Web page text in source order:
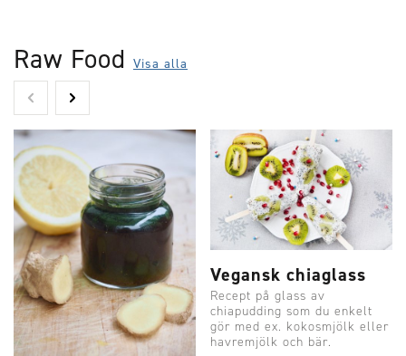
Raw Food Visa alla
Vegansk chiaglass
Recept på glass av
chiapudding som du enkelt
gör med ex. kokosmjölk eller
havremjölk och bär.